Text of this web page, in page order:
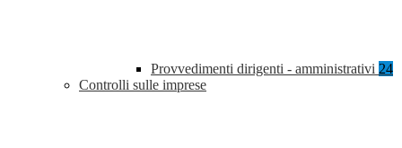
Provvedimenti dirigenti - amministrativi 24
Controlli sulle imprese